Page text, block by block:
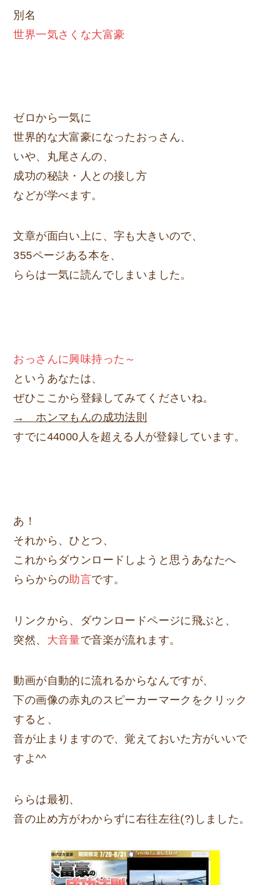
別名
世界一気さくな大富豪
ゼロから一気に
世界的な大富豪になったおっさん、
いや、丸尾さんの、
成功の秘訣・人との接し方
などが学べます。
文章が面白い上に、字も大きいので、
355ページある本を、
ららは一気に読んでしまいました。
おっさんに興味持った～
というあなたは、
ぜひここから登録してみてくださいね。
→ ホンマもんの成功法則
すでに44000人を超える人が登録しています。
あ！
それから、ひとつ、
これからダウンロードしようと思うあなたへ
ららからの助言です。
リンクから、ダウンロードページに飛ぶと、
突然、 大音量で音楽が流れます。
動画が自動的に流れるからなんですが、
下の画像の赤丸のスピーカーマークをクリック
すると、
音が止まりますので、覚えておいた方がいいで
すよ^^
ららは最初、
音の止め方がわからずに右往左往(?)しました。